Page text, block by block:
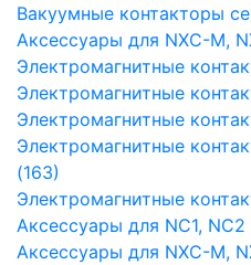
Вакуумные контакторы
Аксессуары для NXC-M,
Электромагнитные
Электромагнитные
Электромагнитные
Электромагнитные
(163)
Электромагнитные
Аксессуары для NC1, NC2
Аксессуары для NXC-M,